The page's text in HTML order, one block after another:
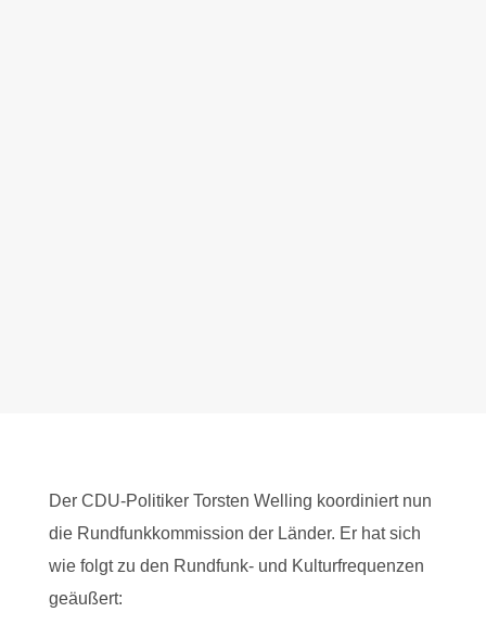
Der CDU-Politiker Torsten Welling koordiniert nun
die Rundfunkkommission der Länder. Er hat sich
wie folgt zu den Rundfunk- und Kulturfrequenzen
geäußert: